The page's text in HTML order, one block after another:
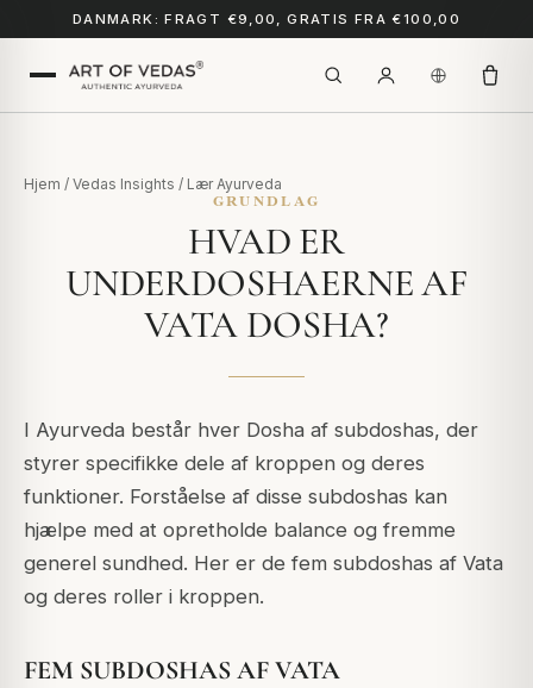
DANMARK: FRAGT €9,00, GRATIS FRA €100,00
Hjem / Vedas Insights / Lær Ayurveda
GRUNDLAG
HVAD ER
UNDERDOSHAERNE AF
VATA DOSHA?
I Ayurveda består hver Dosha af subdoshas, der
styrer specifikke dele af kroppen og deres
funktioner. Forståelse af disse subdoshas kan
hjælpe med at opretholde balance og fremme
generel sundhed. Her er de fem subdoshas af Vata
og deres roller i kroppen.
FEM SUBDOSHAS AF VATA